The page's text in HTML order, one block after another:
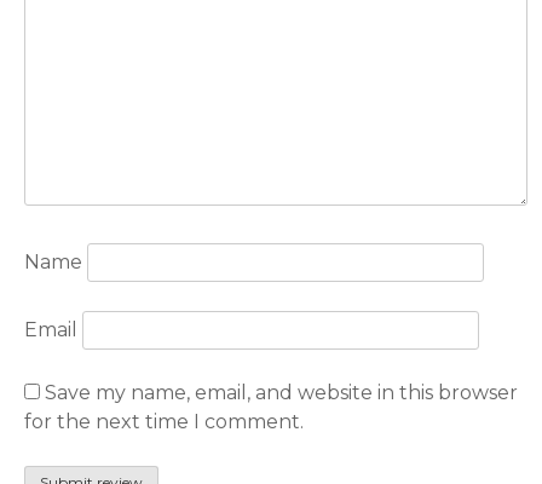
Name
Email
Save my name, email, and website in this browser
for the next time I comment.